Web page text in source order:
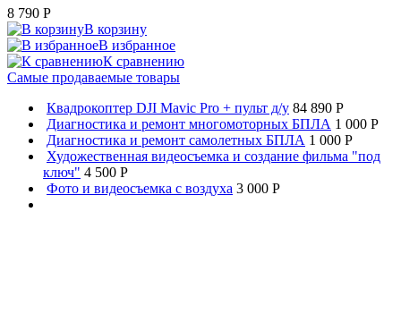
8 790 P
В корзину
В избранное
К сравнению
Самые продаваемые товары
Квадрокоптер DJI Mavic Pro + пульт д/у 84 890 P
Диагностика и ремонт многомоторных БПЛА 1 000 P
Диагностика и ремонт самолетных БПЛА 1 000 P
Художественная видеосъемка и создание фильма "под
ключ" 4 500 P
Фото и видеосъемка с воздуха 3 000 P